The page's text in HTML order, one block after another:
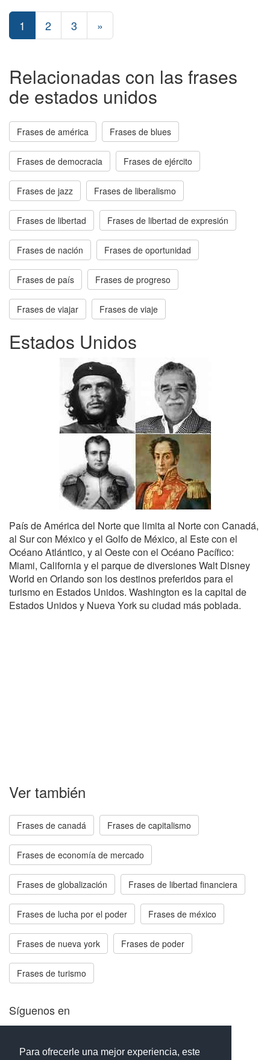
Para ofrecerle una mejor experiencia, este
1 2 3 »
Relacionadas con las frases
de estados unidos
Frases de américa Frases de blues
Frases de democracia Frases de ejército
Frases de jazz Frases de liberalismo
Frases de libertad Frases de libertad de expresión
Frases de nación Frases de oportunidad
Frases de país Frases de progreso
Frases de viajar Frases de viaje
Estados Unidos
País de América del Norte que limita al Norte con Canadá,
al Sur con México y el Golfo de México, al Este con el
Océano Atlántico, y al Oeste con el Océano Pacífico:
Miami, California y el parque de diversiones Walt Disney
World en Orlando son los destinos preferidos para el
turismo en Estados Unidos. Washington es la capital de
Estados Unidos y Nueva York su ciudad más poblada.
Ver también
Frases de canadá Frases de capitalismo
Frases de economía de mercado
Frases de globalización Frases de libertad financiera
Frases de lucha por el poder Frases de méxico
Frases de nueva york Frases de poder
Frases de turismo
Síguenos en